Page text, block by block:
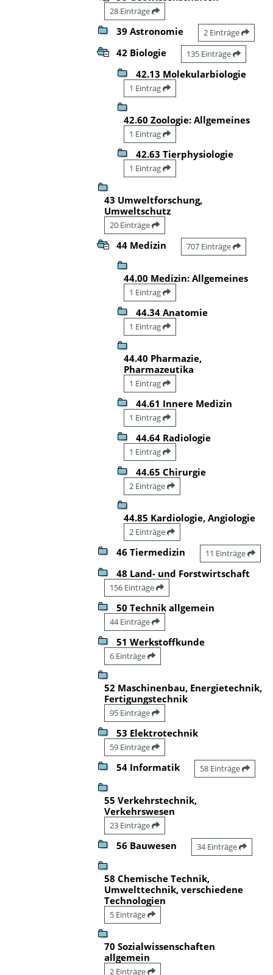
28 Einträge
39 Astronomie 2 Einträge
42 Biologie 135 Einträge
42.13 Molekularbiologie
1 Eintrag
42.60 Zoologie: Allgemeines
1 Eintrag
42.63 Tierphysiologie
1 Eintrag
43 Umweltforschung,
Umweltschutz
20 Einträge
44 Medizin 707 Einträge
44.00 Medizin: Allgemeines
1 Eintrag
44.34 Anatomie
1 Eintrag
44.40 Pharmazie,
Pharmazeutika
1 Eintrag
44.61 Innere Medizin
1 Eintrag
44.64 Radiologie
1 Eintrag
44.65 Chirurgie
2 Einträge
44.85 Kardiologie, Angiologie
2 Einträge
46 Tiermedizin 11 Einträge
48 Land- und Forstwirtschaft
156 Einträge
50 Technik allgemein
44 Einträge
51 Werkstoffkunde
6 Einträge
52 Maschinenbau, Energietechnik,
Fertigungstechnik
95 Einträge
53 Elektrotechnik
59 Einträge
54 Informatik 58 Einträge
55 Verkehrstechnik,
Verkehrswesen
23 Einträge
56 Bauwesen 34 Einträge
58 Chemische Technik,
Umwelttechnik, verschiedene
Technologien
5 Einträge
70 Sozialwissenschaften
allgemein
2 Einträge